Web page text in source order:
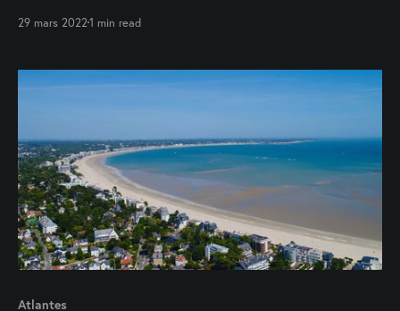
depuis bien plus longtemps.La magie de la
29 mars 20221 min read
Atlantes